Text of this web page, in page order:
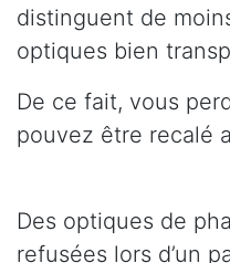
distinguent de
optiques bien
De ce fait, vous
pouvez être recalé
Des optiques de
refusées lors d’un